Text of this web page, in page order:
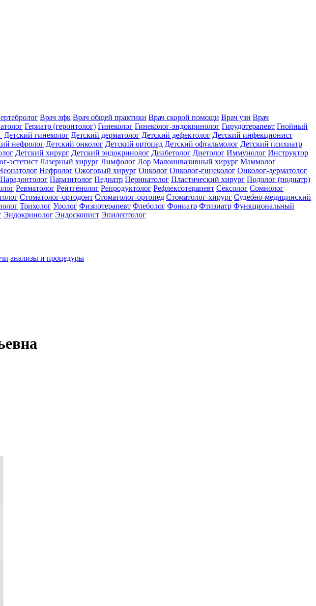
Врач лфк Врач общей практики Врач скорой помощи Врач узи Врач
Гериатр (геронтолог) Гинеколог Гинеколог-эндокринолог Гирудотерапевт Гнойный
Детский гинеколог Детский дерматолог Детский дефектолог Детский инфекционист
нефролог Детский онколог Детский ортопед Детский офтальмолог Детский психиатр
Детский хирург Детский эндокринолог Диабетолог Диетолог Иммунолог Инструктор
эстетист Лазерный хирург Лимфолог Лор Малоинвазивный хирург Маммолог
Нефролог Ожоговый хирург Онколог Онколог-гинеколог Онколог-дерматолог
Парадонтолог Паразитолог Педиатр Перинатолог Пластический хирург Подолог (подиатр)
Ревматолог Рентгенолог Репродуктолог Рефлексотерапевт Сексолог Сомнолог
Стоматолог-ортодонт Стоматолог-ортопед Стоматолог-хирург Судебно-медицинский
Трихолог Уролог Физиотерапевт Флеболог Фониатр Фтизиатр Функциональный
Эндокринолог Эндоскопист Эпилептолог
анализы и процедуры